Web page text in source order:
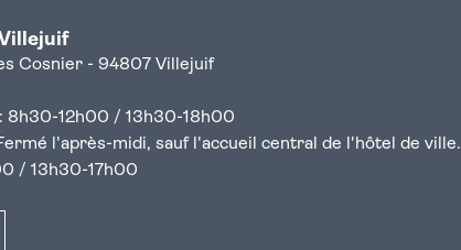
Cosnier - 94807 Villejuif
8h30-12h00 / 13h30-18h00
l'après-midi, sauf l'accueil central de l'hôtel de ville.
/ 13h30-17h00